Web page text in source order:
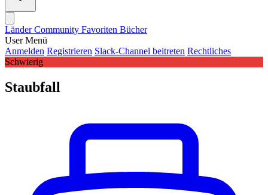
LänderCommunity Favoriten Bücher
User Menü
Anmelden Registrieren Slack-Channel beitreten Rechtliches
Schwierig
Staubfall